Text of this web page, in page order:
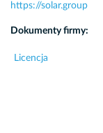
https://solar.group
Dokumenty firmy:
Licencja